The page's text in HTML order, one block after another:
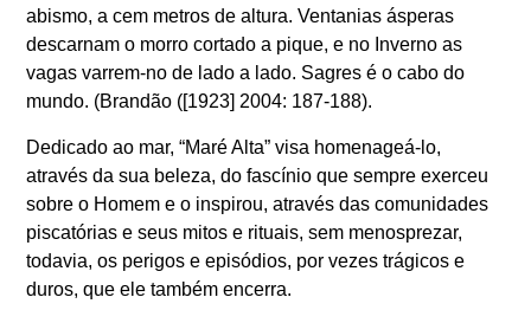
abismo, a cem metros de altura. Ventanias ásperas
descarnam o morro cortado a pique, e no Inverno as
vagas varrem-no de lado a lado. Sagres é o cabo do
mundo. (Brandão ([1923] 2004: 187-188).
Dedicado ao mar, “Maré Alta” visa homenageá-lo,
através da sua beleza, do fascínio que sempre exerceu
sobre o Homem e o inspirou, através das comunidades
piscatórias e seus mitos e rituais, sem menosprezar,
todavia, os perigos e episódios, por vezes trágicos e
duros, que ele também encerra.